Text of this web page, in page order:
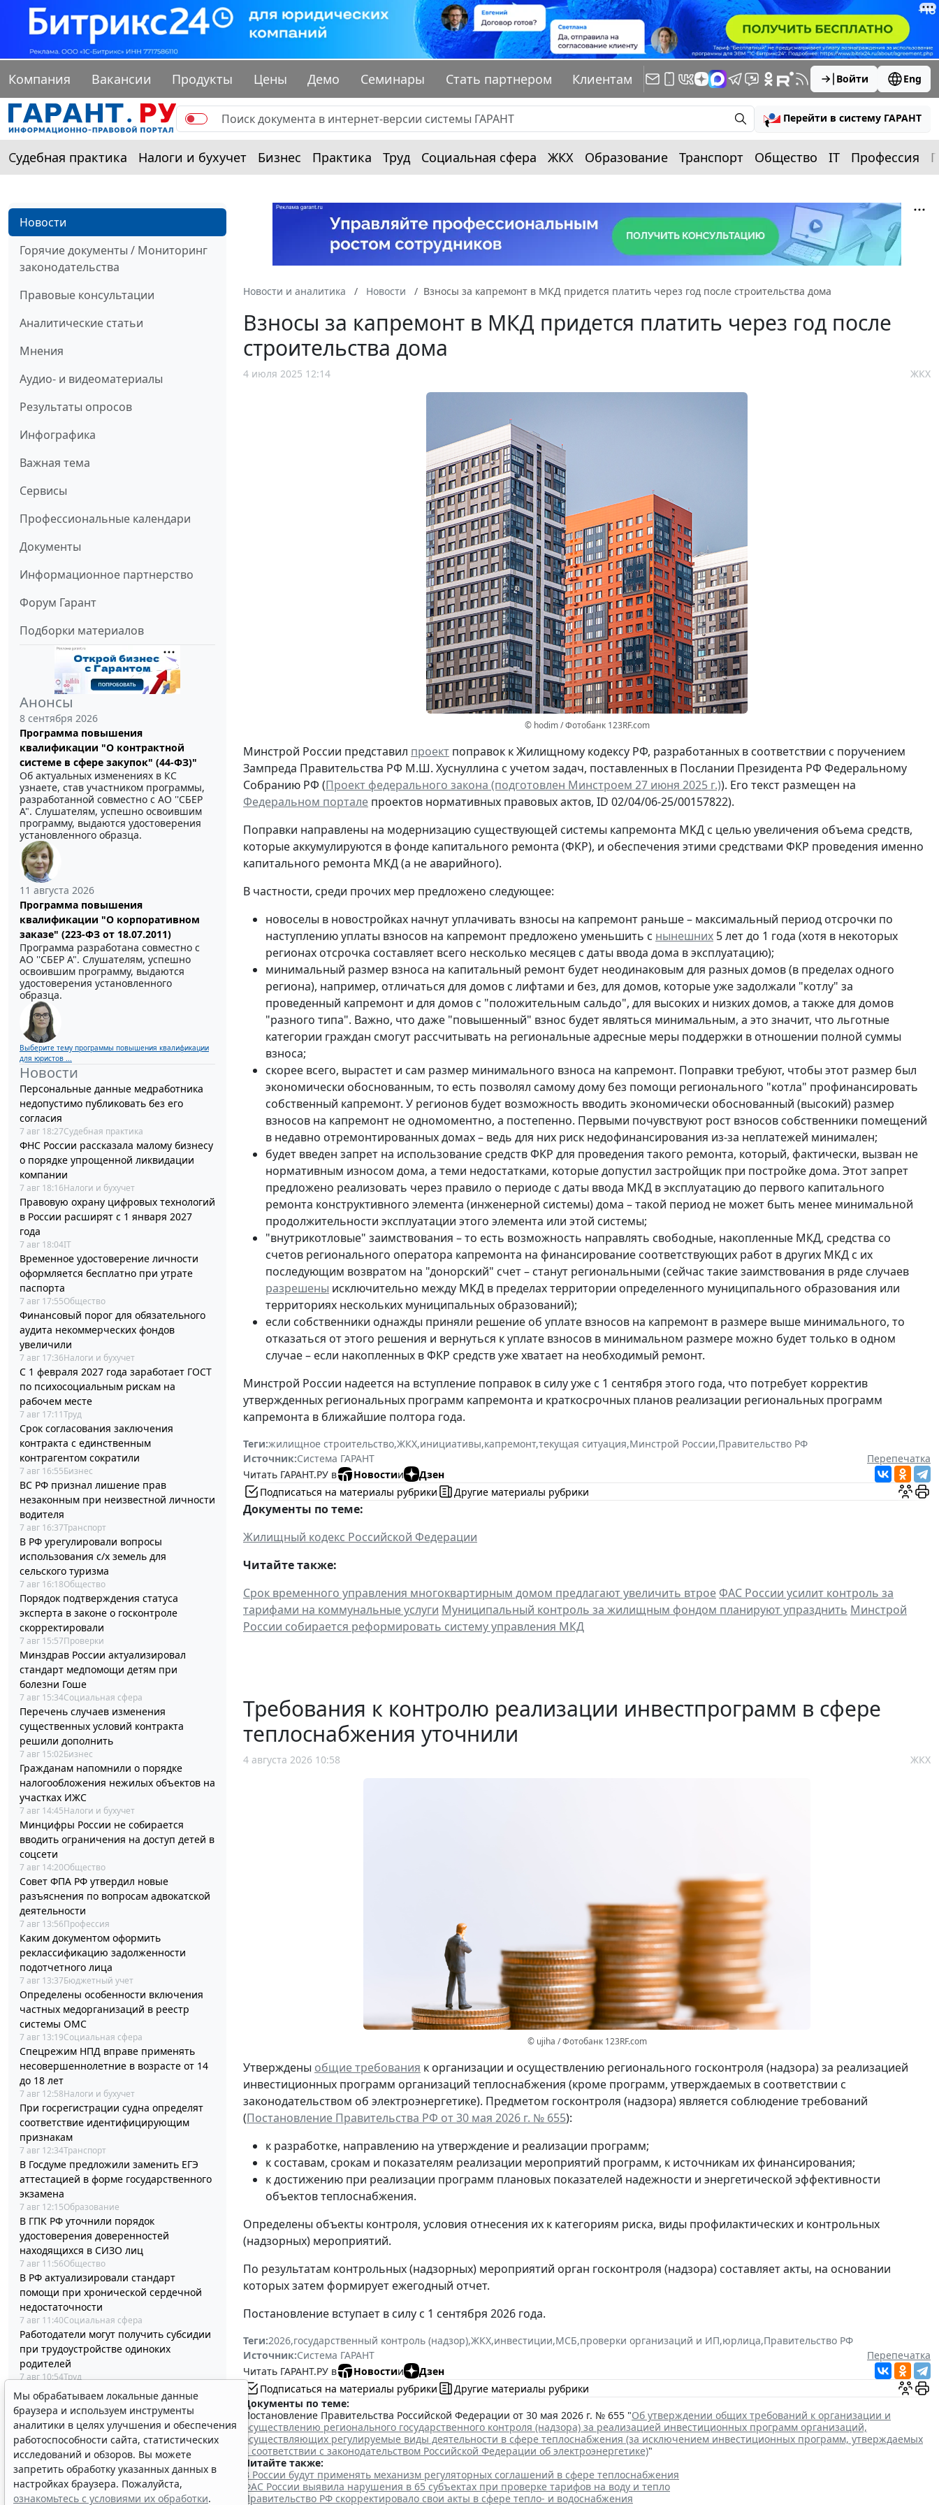
Компания Вакансии Продукты Цены Демо Семинары Стать партнером Клиентам Войти Eng
Перейти в систему ГАРАНТ
Судебная практика Налоги и бухучет Бизнес Практика Труд Социальная сфера ЖКХ Образование Транспорт Общество IT Профессия
Новости
Горячие документы / Мониторинг
законодательства
Правовые консультации
Аналитические статьи
Мнения
Аудио- и видеоматериалы
Результаты опросов
Инфографика
Важная тема
Сервисы
Профессиональные календари
Документы
Информационное партнерство
Форум Гарант
Подборки материалов
Анонсы
8 сентября 2026
Программа повышения
квалификации "О контрактной
системе в сфере закупок" (44-ФЗ)"
Об актуальных изменениях в КС
узнаете, став участником программы,
разработанной совместно с АО ''СБЕР
А". Слушателям, успешно освоившим
программу, выдаются удостоверения
установленного образца.
11 августа 2026
Программа повышения
квалификации "О корпоративном
заказе" (223-ФЗ от 18.07.2011)
Программа разработана совместно с
АО ''СБЕР А". Слушателям, успешно
освоившим программу, выдаются
удостоверения установленного
образца.
Выберите тему программы повышения квалификации
для юристов ...
Новости
Персональные данные медработника
недопустимо публиковать без его
согласия
7 авг 18:27Судебная практика
ФНС России рассказала малому бизнесу
о порядке упрощенной ликвидации
компании
7 авг 18:16Налоги и бухучет
Правовую охрану цифровых технологий
в России расширят с 1 января 2027
года
7 авг 18:04IT
Временное удостоверение личности
оформляется бесплатно при утрате
паспорта
7 авг 17:55Общество
Финансовый порог для обязательного
аудита некоммерческих фондов
увеличили
7 авг 17:36Налоги и бухучет
С 1 февраля 2027 года заработает ГОСТ
по психосоциальным рискам на
рабочем месте
7 авг 17:11Труд
Срок согласования заключения
контракта с единственным
контрагентом сократили
7 авг 16:55Бизнес
ВС РФ признал лишение прав
незаконным при неизвестной личности
водителя
7 авг 16:37Транспорт
В РФ урегулировали вопросы
использования с/х земель для
сельского туризма
7 авг 16:18Общество
Порядок подтверждения статуса
эксперта в законе о госконтроле
скорректировали
7 авг 15:57Проверки
Минздрав России актуализировал
стандарт медпомощи детям при
болезни Гоше
7 авг 15:34Социальная сфера
Перечень случаев изменения
существенных условий контракта
решили дополнить
7 авг 15:02Бизнес
Гражданам напомнили о порядке
налогообложения нежилых объектов на
участках ИЖС
7 авг 14:45Налоги и бухучет
Минцифры России не собирается
вводить ограничения на доступ детей в
соцсети
7 авг 14:20Общество
Совет ФПА РФ утвердил новые
разъяснения по вопросам адвокатской
деятельности
7 авг 13:56Профессия
Каким документом оформить
реклассификацию задолженности
подотчетного лица
7 авг 13:37Бюджетный учет
Определены особенности включения
частных медорганизаций в реестр
системы ОМС
7 авг 13:19Социальная сфера
Спецрежим НПД вправе применять
несовершеннолетние в возрасте от 14
до 18 лет
7 авг 12:58Налоги и бухучет
При госрегистрации судна определят
соответствие идентифицирующим
признакам
7 авг 12:34Транспорт
В Госдуме предложили заменить ЕГЭ
аттестацией в форме государственного
экзамена
7 авг 12:15Образование
В ГПК РФ уточнили порядок
удостоверения доверенностей
находящихся в СИЗО лиц
7 авг 11:56Общество
В РФ актуализировали стандарт
помощи при хронической сердечной
недостаточности
7 авг 11:40Социальная сфера
Работодатели могут получить субсидии
при трудоустройстве одиноких
родителей
7 авг 10:54Труд
Процедуру заключения контракта по
итогам электронного запроса
котировок уточнят
7 авг 10:32 Бизнес
В РФ выпустили методичку по
соцзаказу и выбору КВР при обучении
госслужащих
7 авг 10:04Бюджетный учет
Новости и аналитика Новости Взносы за капремонт в МКД придется платить через год после строительства дома
Взносы за капремонт в МКД придется платить через год после
строительства дома
4 июля 2025 12:14 ЖКХ
© hodim / Фотобанк 123RF.com
Минстрой России представил проект поправок к Жилищному кодексу РФ, разработанных в соответствии с поручением
Зампреда Правительства РФ М.Ш. Хуснуллина с учетом задач, поставленных в Послании Президента РФ Федеральному
Собранию РФ (Проект федерального закона (подготовлен Минстроем 27 июня 2025 г.)). Его текст размещен на
Федеральном портале проектов нормативных правовых актов, ID 02/04/06-25/00157822).
Поправки направлены на модернизацию существующей системы капремонта МКД с целью увеличения объема средств,
которые аккумулируются в фонде капитального ремонта (ФКР), и обеспечения этими средствами ФКР проведения именно
капитального ремонта МКД (а не аварийного).
В частности, среди прочих мер предложено следующее:
новоселы в новостройках начнут уплачивать взносы на капремонт раньше – максимальный период отсрочки по
наступлению уплаты взносов на капремонт предложено уменьшить с нынешних 5 лет до 1 года (хотя в некоторых
регионах отсрочка составляет всего несколько месяцев с даты ввода дома в эксплуатацию);
минимальный размер взноса на капитальный ремонт будет неодинаковым для разных домов (в пределах одного
региона), например, отличаться для домов с лифтами и без, для домов, которые уже задолжали "котлу" за
проведенный капремонт и для домов с "положительным сальдо", для высоких и низких домов, а также для домов
"разного типа". Важно, что даже "повышенный" взнос будет являться минимальным, а это значит, что льготные
категории граждан смогут рассчитывать на региональные адресные меры поддержки в отношении полной суммы
взноса;
скорее всего, вырастет и сам размер минимального взноса на капремонт. Поправки требуют, чтобы этот размер был
экономически обоснованным, то есть позволял самому дому без помощи регионального "котла" профинансировать
собственный капремонт. У регионов будет возможность вводить экономически обоснованный (высокий) размер
взносов на капремонт не одномоментно, а постепенно. Первыми почувствуют рост взносов собственники помещений
в недавно отремонтированных домах – ведь для них риск недофинансирования из-за неплатежей минимален;
будет введен запрет на использование средств ФКР для проведения такого ремонта, который, фактически, вызван не
нормативным износом дома, а теми недостатками, которые допустил застройщик при постройке дома. Этот запрет
предложено реализовать через правило о периоде с даты ввода МКД в эксплуатацию до первого капитального
ремонта конструктивного элемента (инженерной системы) дома – такой период не может быть менее минимальной
продолжительности эксплуатации этого элемента или этой системы;
"внутрикотловые" заимствования – то есть возможность направлять свободные, накопленные МКД, средства со
счетов регионального оператора капремонта на финансирование соответствующих работ в других МКД с их
последующим возвратом на "донорский" счет – станут региональными (сейчас такие заимствования в ряде случаев
разрешены исключительно между МКД в пределах территории определенного муниципального образования или
территориях нескольких муниципальных образований);
если собственники однажды приняли решение об уплате взносов на капремонт в размере выше минимального, то
отказаться от этого решения и вернуться к уплате взносов в минимальном размере можно будет только в одном
случае – если накопленных в ФКР средств уже хватает на необходимый ремонт.
Минстрой России надеется на вступление поправок в силу уже с 1 сентября этого года, что потребует корректив
утвержденных региональных программ капремонта и краткосрочных планов реализации региональных программ
капремонта в ближайшие полтора года.
Теги:жилищное строительство,ЖКХ,инициативы,капремонт,текущая ситуация,Минстрой России,Правительство РФ
Источник:Система ГАРАНТ
Перепечатка
Читать ГАРАНТ.РУ в
Новостии
Дзен
Подписаться на материалы рубрики
Другие материалы рубрики
Документы по теме:
Жилищный кодекс Российской Федерации
Читайте также:
Срок временного управления многоквартирным домом предлагают увеличить втроеФАС России усилит контроль за
тарифами на коммунальные услуги Муниципальный контроль за жилищным фондом планируют упразднить Минстрой
России собирается реформировать систему управления МКД
Требования к контролю реализации инвестпрограмм в сфере
теплоснабжения уточнили
4 августа 2026 10:58 ЖКХ
© ujiha / Фотобанк 123RF.com
Утверждены общие требования к организации и осуществлению регионального госконтроля (надзора) за реализацией
инвестиционных программ организаций теплоснабжения (кроме программ, утверждаемых в соответствии с
законодательством об электроэнергетике). Предметом госконтроля (надзора) является соблюдение требований
(Постановление Правительства РФ от 30 мая 2026 г. № 655):
к разработке, направлению на утверждение и реализации программ;
к составам, срокам и показателям реализации мероприятий программ, к источникам их финансирования;
к достижению при реализации программ плановых показателей надежности и энергетической эффективности
объектов теплоснабжения.
Определены объекты контроля, условия отнесения их к категориям риска, виды профилактических и контрольных
(надзорных) мероприятий.
По результатам контрольных (надзорных) мероприятий орган госконтроля (надзора) составляет акты, на основании
которых затем формирует ежегодный отчет.
Постановление вступает в силу с 1 сентября 2026 года.
Теги:2026,государственный контроль (надзор),ЖКХ,инвестиции,МСБ,проверки организаций и ИП,юрлица,Правительство РФ
Источник:Система ГАРАНТ
Перепечатка
Читать ГАРАНТ.РУ в
Новостии
Дзен
Подписаться на материалы рубрики
Другие материалы рубрики
Документы по теме:
Постановление Правительства Российской Федерации от 30 мая 2026 г. № 655 "Об утверждении общих требований к организации и
осуществлению регионального государственного контроля (надзора) за реализацией инвестиционных программ организаций,
осуществляющих регулируемые виды деятельности в сфере теплоснабжения (за исключением инвестиционных программ, утверждаемых
в соответствии с законодательством Российской Федерации об электроэнергетике)"
Читайте также:
В России будут применять механизм регуляторных соглашений в сфере теплоснабжения
ФАС России выявила нарушения в 65 субъектах при проверке тарифов на воду и тепло
Правительство РФ скорректировало свои акты в сфере тепло- и водоснабжения
Мы обрабатываем локальные данные
браузера и используем инструменты
аналитики в целях улучшения и обеспечения
работоспособности сайта, статистических
исследований и обзоров. Вы можете
запретить обработку указанных данных в
настройках браузера. Пожалуйста,
ознакомьтесь с условиями их обработки.